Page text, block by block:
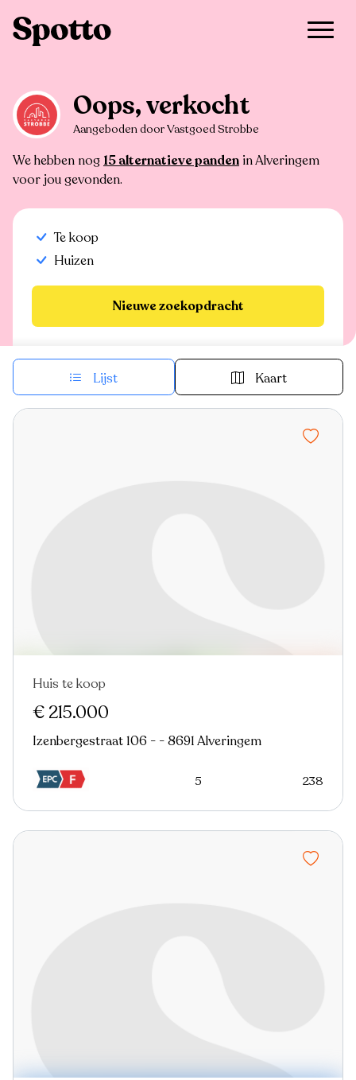
Oops, verkocht
Aangeboden door Vastgoed Strobbe
We hebben nog 15 alternatieve panden in Alveringem
voor jou gevonden.
Te koop
Huizen
Nieuwe zoekopdracht
Lijst Kaart
Nieuw
Huis te koop
€ 215.000
Izenbergestraat 106 - - 8691 Alveringem
5 238